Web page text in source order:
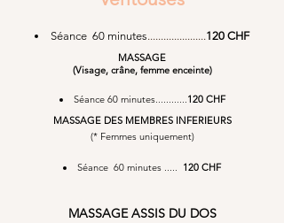
Séance 60 minutes......................120 CHF
MASSAGE
(Visage, crâne, femme enceinte)
Séance 60 minutes............120CHF
MASSAGE DES MEMBRES INFERIEURS
(* Femmes uniquement)
Séance 60 minutes ..... 120 CHF
MASSAGE ASSIS DU DOS